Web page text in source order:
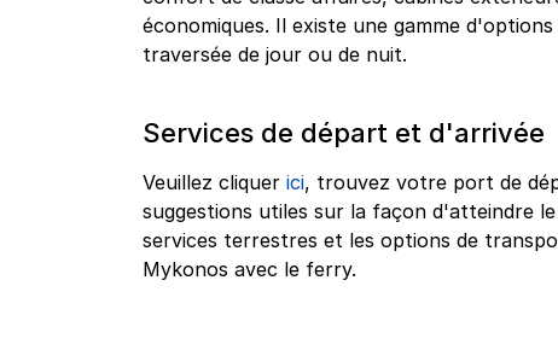
économiques. Il existe une gamme
traversée de jour ou de nuit.
Services de départ et d'arrivée
Veuillez cliquer ici, trouvez votre port de
suggestions utiles sur la façon d'atteindre
services terrestres et les options de
Mykonos avec le ferry.